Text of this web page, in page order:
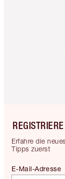
Erfahre die
Tipps zuerst
E-Mail-Adresse